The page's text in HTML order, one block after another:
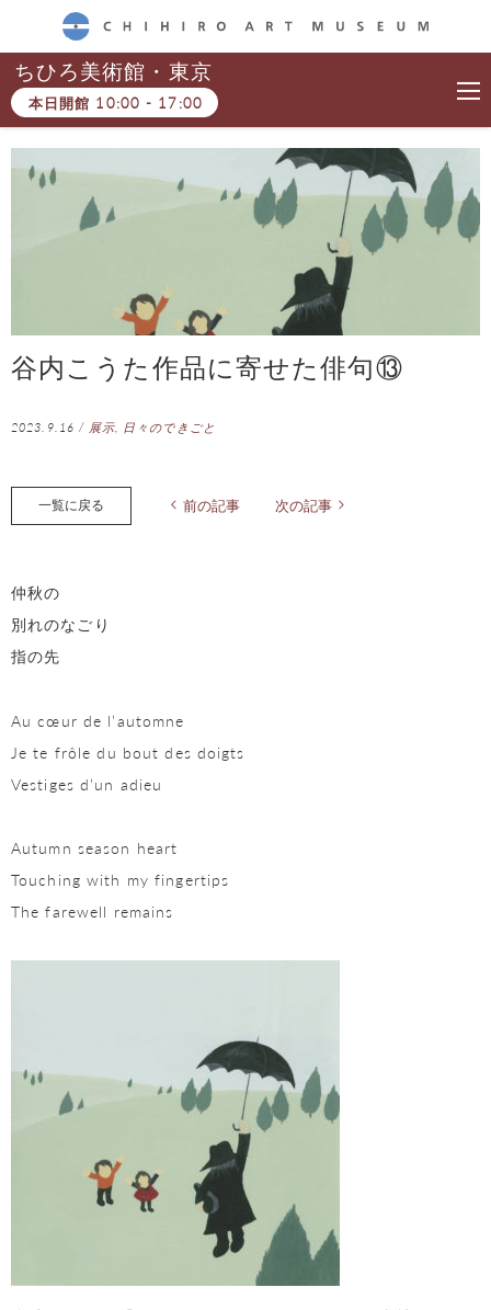
CHIHIRO ART MUSEUM
ちひろ美術館・東京
本日開館 10:00 - 17:00
谷内こうた作品に寄せた俳句⑬
2023.9.16 / 展示, 日々のできごと
一覧に戻る 前の記事 次の記事
仲秋の
別れのなごり
指の先
Au cœur de l’automne
Je te frôle du bout des doigts
Vestiges d’un adieu
Autumn season heart
Touching with my fingertips
The farewell remains